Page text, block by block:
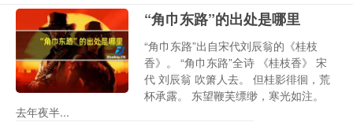
“角巾东路”的出处是哪里
“角巾东路”出自宋代刘辰翁的《桂枝
香》。 “角巾东路”全诗 《桂枝香》 宋
代 刘辰翁 吹箫人去。 但桂影徘徊，荒
杯承露。 东望鞭芙缥缈，寒光如注。
去年夜半...